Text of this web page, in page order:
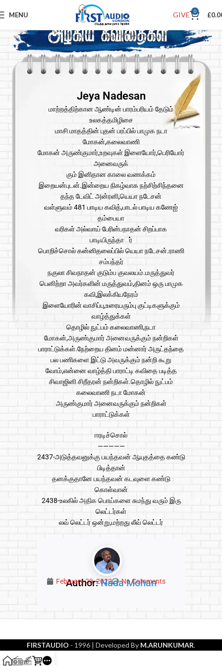
MENU GIVE 0 £
Jeya Nadesan
மாற்றத்திற்கான ஆண்டின் பாரம்பரியம் தேடும்
உலகத்தமிழிசை
மாசி மாதத்தின் புதன் பரப்பில் பாமுக நடா
மோகன்,கலைவாணி
மோகன் அருண்குமார்,உறவுகள் இளையோர்,பெரியோர்
அனைவருக்
கும் இனிதான காலை வணக்கம்
இறையன்புடன்.இன்றைய நிகழ்வாக நற்சிற்சிந்தனை
தந்த டேவிட் அன்ரனி,யெயா நடேசன்
வள்ளுவம் 481 பாடிய கவித்,பாடல் பாடிய கணேஐ்
தம்பையா
வரிகள் அல்வாய் பேரின்பநாதன் சிறப்பாக
பாடியிருந்தார்்
பொறிச்சொல் கன்னிதலைப்பில் யெயா நடேசன்.ராணி
சம்பந்தர்
நகுலா சிவநாதன் குடும்ப குவலயம்.மருத்துவர்
பெனிற்றா அவர்களின் மருத்துவம்,தினம் ஒரு பாமுக
கவி,இலக்கியநேரம்
இளையோரின் வாசிப்பு,உரையரும்பு குட்டிகளுக்கும்
வாழ்த்துக்கள்
தொழில் நுட்பம் கலைவாணி,நடா
மோகன்,அருண்குமார் அனைவருக்கும் நன்றிகள்
பாராட்டுக்கள்.நேற்றைய தினம் மன்னார் அருட்தந்தை
பல பணிகளை இட்டு அவருக்கும் நன்றி கூறு
வோம்,என்னை வாழ்த்தி பாராட்டி கவிதை படித்த
சிவாஜினி சிறீதரன் நன்றிகள்.தொழில் நுட்பம்
கலைவாணி நடா மோகன்
அருண்குமார் அனைவருக்கும் நன்றிகள்
பாராட்டுக்கள்
ஈரடிச்சொல்
—————
2437-அடுத்தவனுக்கு பயந்தவன் ஆயுதத்தை கண்டு
பிடித்தான்
தனக்குதானே பயந்தவன் கடவுளை கண்டு
கொள்வான்
2438-உலகில் அதிக பொய்களை சுமந்து வரும் இரு
லெட்டர்கள்
லவ் லெட்டர் ஒன்று,மற்றது லீவ் லெட்டர்
Author:Nada Mohan
February 23, 2022 No Comments
FIRSTAUDIO - 1996 | Developed By M.ARUNKUMAR.